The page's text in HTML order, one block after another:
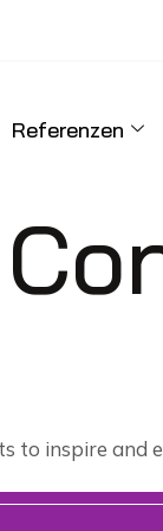
Referenzen
to inspire and